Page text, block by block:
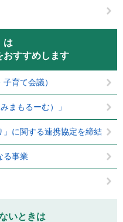
は
おすすめします
育て会議）
まもるーむ）」
」に関する連携協定を締結
る事業
いときは